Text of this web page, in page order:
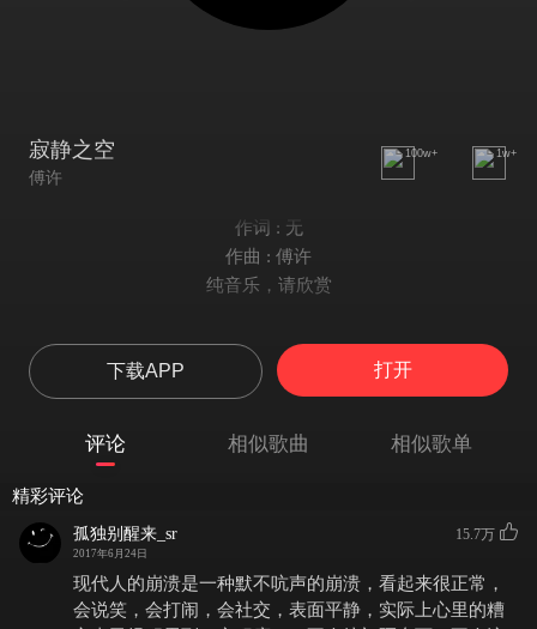
寂静之空
傅许
100w+ 1w+
作词 : 无
作曲 : 傅许
纯音乐，请欣赏
下载APP 打开
评论 相似歌曲 相似歌单
精彩评论
孤独别醒来_sr
2017年6月24日
15.7万
现代人的崩溃是一种默不吭声的崩溃，看起来很正常，
会说笑，会打闹，会社交，表面平静，实际上心里的糟